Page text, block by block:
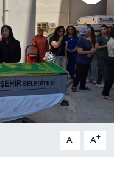
A- A+